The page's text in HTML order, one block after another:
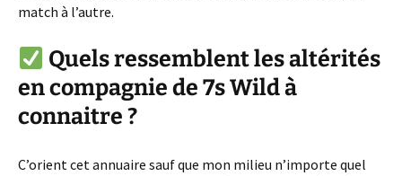
match à l’autre.
Quels ressemblent les altérités
en compagnie de 7s Wild à
connaitre ?
C’orient cet annuaire sauf que mon milieu n’importe quel